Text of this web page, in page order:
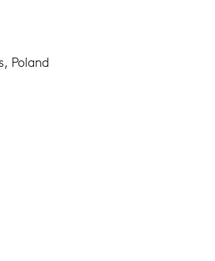
Poland